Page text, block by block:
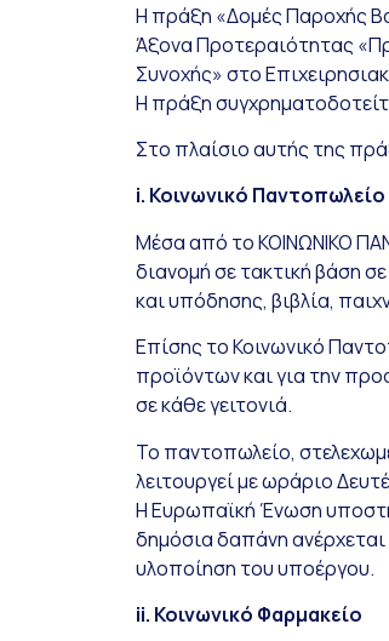
Η πράξη «Δομές Παροχής
Άξονα Προτεραιότητας
Συνοχής» στο
Η πράξη
Στο πλαίσιο αυτής της
i. Κοινωνικό Παντοπωλείο
Μέσα από το ΚΟΙΝΩΝΙΚΟ
διανομή σε τακτική βάση
και υπόδησης, βιβλία,
Επίσης το Κοινωνικό
προϊόντων και για την
σε κάθε γειτονιά.
Το παντοπωλείο,
λειτουργεί με ωράριο
Η Ευρωπαϊκή Ένωση
δημόσια δαπάνη
υλοποίηση του υποέργου.
ii. Κοινωνικό Φαρμακείο